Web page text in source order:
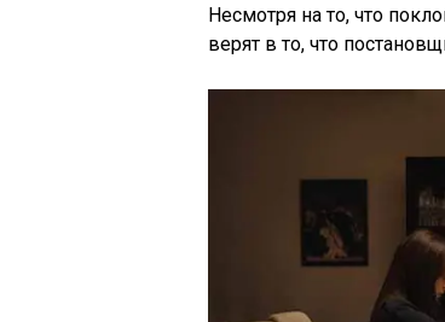
Несмотря на то, что
верят в то, что